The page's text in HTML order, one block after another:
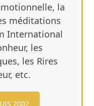
la
méditations
International
les
les Rires
etc.
2002